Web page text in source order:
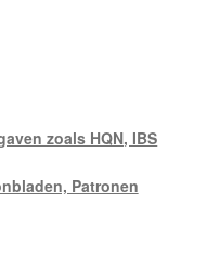
zoals HQN, IBS
Patronen